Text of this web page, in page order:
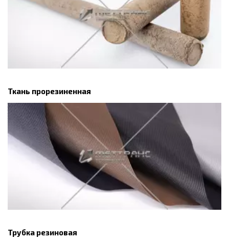
Ткань прорезиненная
Трубка резиновая